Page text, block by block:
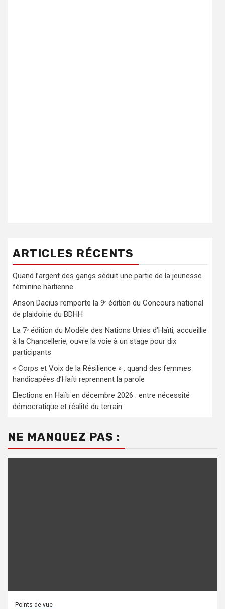
ARTICLES RÉCENTS
Quand l’argent des gangs séduit une partie de la jeunesse
féminine haïtienne
Anson Dacius remporte la 9ᵉ édition du Concours national
de plaidoirie du BDHH
La 7ᵉ édition du Modèle des Nations Unies d’Haïti, accueillie
à la Chancellerie, ouvre la voie à un stage pour dix
participants
« Corps et Voix de la Résilience » : quand des femmes
handicapées d’Haïti reprennent la parole
Élections en Haïti en décembre 2026 : entre nécessité
démocratique et réalité du terrain
NE MANQUEZ PAS :
Points de vue